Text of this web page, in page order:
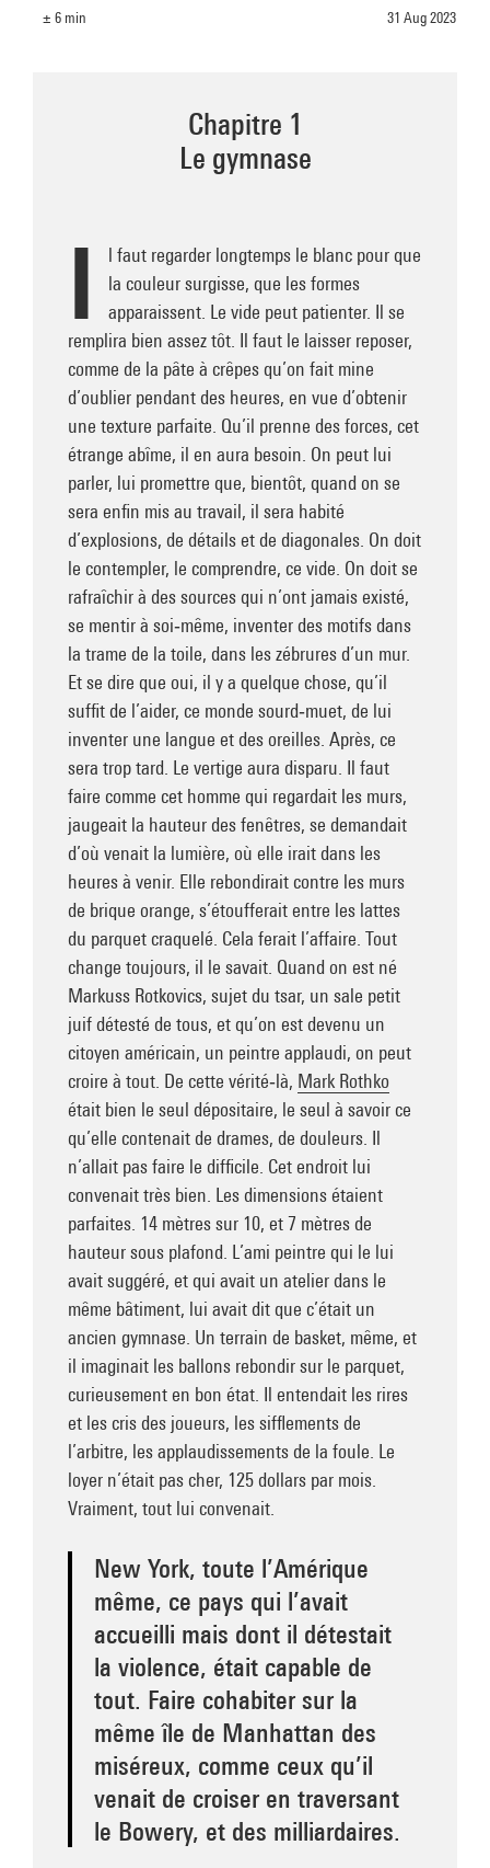
± 6 min 31 Aug 2023
Chapitre 1
Le gymnase
I
l faut regarder longtemps le blanc pour que
la couleur surgisse, que les formes
apparaissent. Le vide peut patienter. Il se
remplira bien assez tôt. Il faut le laisser reposer,
comme de la pâte à crêpes qu’on fait mine
d’oublier pendant des heures, en vue d’obtenir
une texture parfaite. Qu’il prenne des forces, cet
étrange abîme, il en aura besoin. On peut lui
parler, lui promettre que, bientôt, quand on se
sera enfin mis au travail, il sera habité
d’explosions, de détails et de diagonales. On doit
le contempler, le comprendre, ce vide. On doit se
rafraîchir à des sources qui n’ont jamais existé,
se mentir à soi‑même, inventer des motifs dans
la trame de la toile, dans les zébrures d’un mur.
Et se dire que oui, il y a quelque chose, qu’il
suffit de l’aider, ce monde sourd‑muet, de lui
inventer une langue et des oreilles. Après, ce
sera trop tard. Le vertige aura disparu. Il faut
faire comme cet homme qui regardait les murs,
jaugeait la hauteur des fenêtres, se demandait
d’où venait la lumière, où elle irait dans les
heures à venir. Elle rebondirait contre les murs
de brique orange, s’étoufferait entre les lattes
du parquet craquelé. Cela ferait l’affaire. Tout
change toujours, il le savait. Quand on est né
Markuss Rotkovics, sujet du tsar, un sale petit
juif détesté de tous, et qu’on est devenu un
citoyen américain, un peintre applaudi, on peut
croire à tout. De cette vérité‑là, Mark Rothko
était bien le seul dépositaire, le seul à savoir ce
qu’elle contenait de drames, de douleurs. Il
n’allait pas faire le difficile. Cet endroit lui
convenait très bien. Les dimensions étaient
parfaites. 14 mètres sur 10, et 7 mètres de
hauteur sous plafond. L’ami peintre qui le lui
avait suggéré, et qui avait un atelier dans le
même bâtiment, lui avait dit que c’était un
ancien gymnase. Un terrain de basket, même, et
il imaginait les ballons rebondir sur le parquet,
curieusement en bon état. Il entendait les rires
et les cris des joueurs, les sifflements de
l’arbitre, les applaudissements de la foule. Le
loyer n’était pas cher, 125 dollars par mois.
Vraiment, tout lui convenait.
New York, toute l’Amérique
même, ce pays qui l’avait
accueilli mais dont il détestait
la violence, était capable de
tout. Faire cohabiter sur la
même île de Manhattan des
miséreux, comme ceux qu’il
venait de croiser en traversant
le Bowery, et des milliardaires.